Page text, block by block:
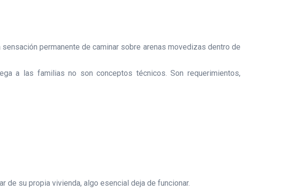
permanente de caminar sobre arenas movedizas dentro de
a las familias no son conceptos técnicos. Son requerimientos,
de su propia vivienda, algo esencial deja de funcionar.